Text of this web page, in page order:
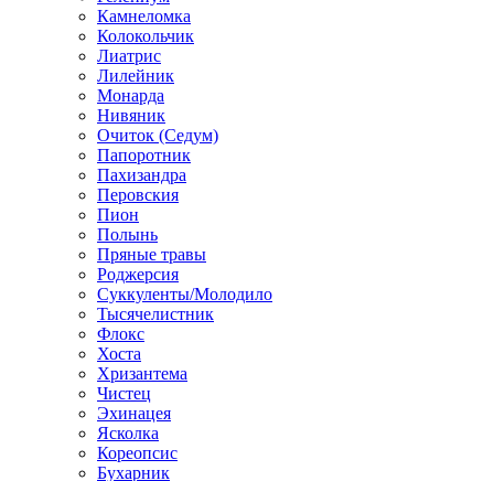
Камнеломка
Колокольчик
Лиатрис
Лилейник
Монарда
Нивяник
Очиток (Седум)
Папоротник
Пахизандра
Перовския
Пион
Полынь
Пряные травы
Роджерсия
Суккуленты/Молодило
Тысячелистник
Флокс
Хоста
Хризантема
Чистец
Эхинацея
Ясколка
Кореопсис
Бухарник